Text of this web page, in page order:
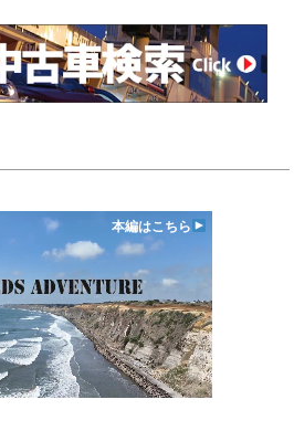
本編はこちら